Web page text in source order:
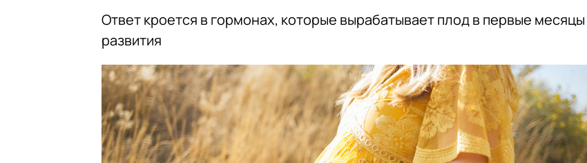
Ответ кроется в гормонах, которые вырабатывает плод в первые месяцы
развития